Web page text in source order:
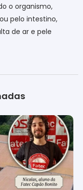
o organismo,
pelo intestino,
de ar e pele